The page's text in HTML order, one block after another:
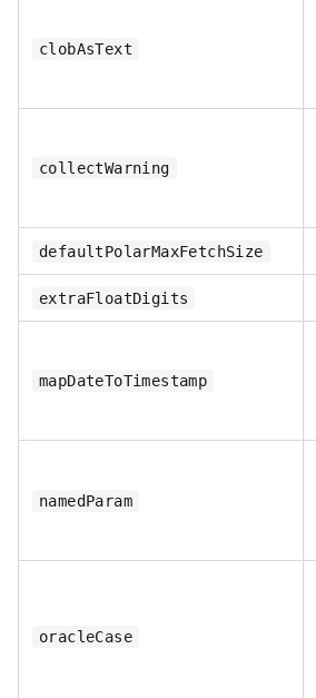
clobAsText
collectWarning
defaultPolarMaxFetchSize
extraFloatDigits
mapDateToTimestamp
namedParam
oracleCase